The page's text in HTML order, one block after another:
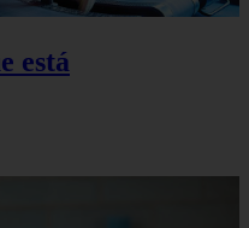
está